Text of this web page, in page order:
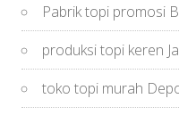
Pabrik topi promosi
produksi topi keren
toko topi murah